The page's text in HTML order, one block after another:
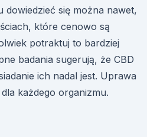
dowiedzieć się można nawet,
które cenowo są
potraktuj to bardziej
badania sugerują, że CBD
ich nadal jest. Uprawa
każdego organizmu.